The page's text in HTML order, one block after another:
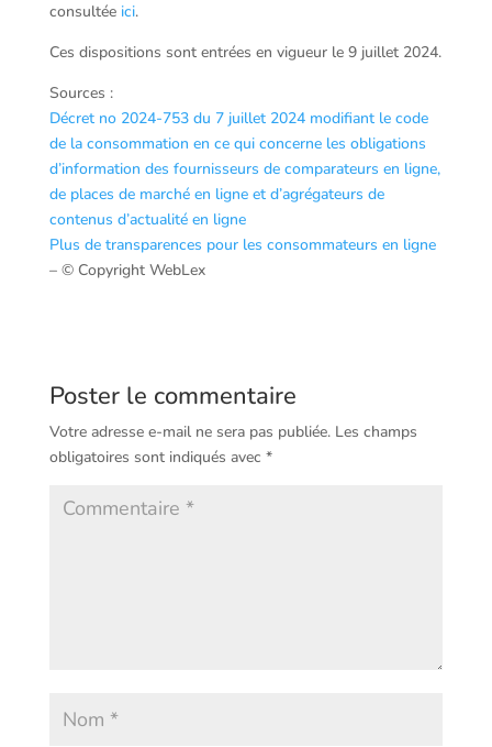
consultée ici.
Ces dispositions sont entrées en vigueur le 9 juillet 2024.
Sources :
Décret no 2024-753 du 7 juillet 2024 modifiant le code
de la consommation en ce qui concerne les obligations
d’information des fournisseurs de comparateurs en ligne,
de places de marché en ligne et d’agrégateurs de
contenus d’actualité en ligne
Plus de transparences pour les consommateurs en ligne
– © Copyright WebLex
Poster le commentaire
Votre adresse e-mail ne sera pas publiée. Les champs
obligatoires sont indiqués avec *